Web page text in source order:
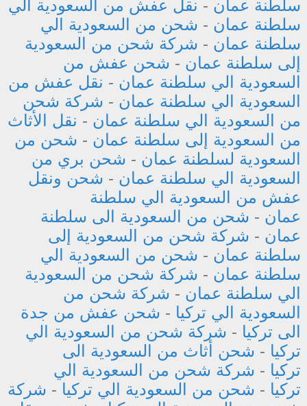
سلطنة عمان - نقل عفش من السعودية الي
سلطنة عمان - شحن من السعودية الي
سلطنة عمان - شركة شحن من السعودية
إلى سلطنة عمان - شحن عفش من
السعودية الي سلطنة عمان - نقل عفش من
السعودية الي سلطنة عمان - شركة شحن
من السعودية الي سلطنة عمان - نقل الأثاث
من السعودية إلى سلطنة عمان - شحن من
السعودية لسلطنة عمان - شحن بري من
السعودية الي سلطنة عمان - شحن ونقل
عفش من السعودية الي سلطنة
عمان - شحن من السعودية الى سلطنة
عمان - شركة شحن من السعودية إلى
سلطنة عمان - شحن من السعودية الي
سلطنة عمان - شركة شحن من السعودية
الي سلطنة عمان - شركة شحن من
السعودية الي تركيا - شحن عفش من جدة
الى تركيا - شركة شحن من السعودية الي
تركيا - شحن أثاث من السعودية الى
تركيا - شركة شحن من السعودية الي
تركيا - شحن من السعودية الي تركيا - شركة